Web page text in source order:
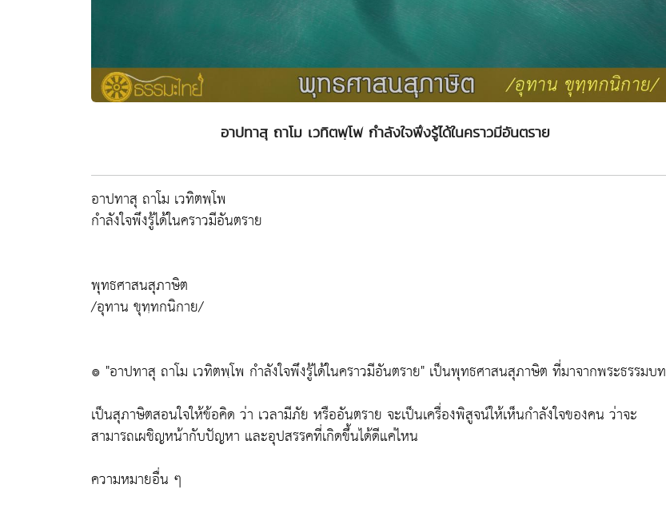
อาปทาสุ ถาโม เวทิตพฺโพ กำลังใจพึงรู้ได้ในคราวมีอันตราย
อาปทาสุ ถาโม เวทิตพฺโพ
กำลังใจพึงรู้ได้ในคราวมีอันตราย
พุทธศาสนสุภาษิต
/อุทาน ขุทฺทกนิกาย/
๏ "อาปทาสุ ถาโม เวทิตพฺโพ กำลังใจพึงรู้ได้ในคราวมีอันตราย" เป็นพุทธศาสนสุภาษิต ที่มาจากพระธรรมบท
เป็นสุภาษิตสอนใจให้ข้อคิด ว่า เวลามีภัย หรืออันตราย จะเป็นเครื่องพิสูจน์ให้เห็นกำลังใจของคน ว่าจะ
สามารถเผชิญหน้ากับปัญหา และอุปสรรคที่เกิดขึ้นได้ดีแค่ไหน
ความหมายอื่น ๆ